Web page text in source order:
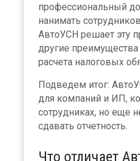
профессиональный
нанимать
АвтоУСН решает эту
другие преимущества
расчета налоговых
Подведем итог:
для компаний и ИП,
сотрудниках, но еще
сдавать отчетность.
Что отличает